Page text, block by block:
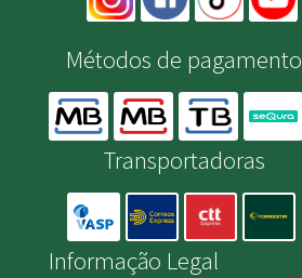
Métodos de pagamento
Transportadoras
Informação Legal